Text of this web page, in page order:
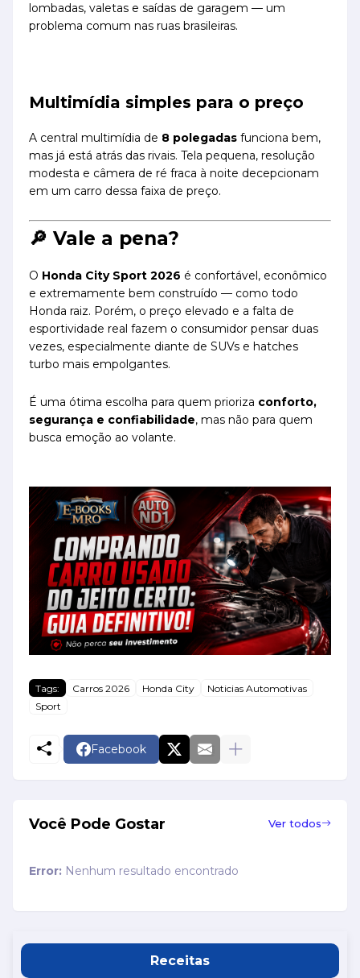
lombadas, valetas e saídas de garagem — um
problema comum nas ruas brasileiras.
Multimídia simples para o preço
A central multimídia de 8 polegadas funciona bem,
mas já está atrás das rivais. Tela pequena, resolução
modesta e câmera de ré fraca à noite decepcionam
em um carro dessa faixa de preço.
🔎 Vale a pena?
O Honda City Sport 2026 é confortável, econômico
e extremamente bem construído — como todo
Honda raiz. Porém, o preço elevado e a falta de
esportividade real fazem o consumidor pensar duas
vezes, especialmente diante de SUVs e hatches
turbo mais empolgantes.
É uma ótima escolha para quem prioriza conforto,
segurança e confiabilidade, mas não para quem
busca emoção ao volante.
Tags: Carros 2026 Honda City
Noticias Automotivas
Sport
Facebook
Você Pode Gostar Ver todos
Error: Nenhum resultado encontrado
Receitas